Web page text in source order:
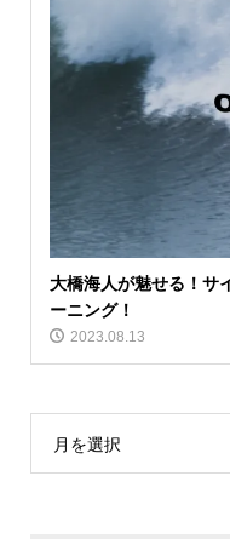
大橋海人が魅せる！サ
ーニング！
2023.08.13
月を選択